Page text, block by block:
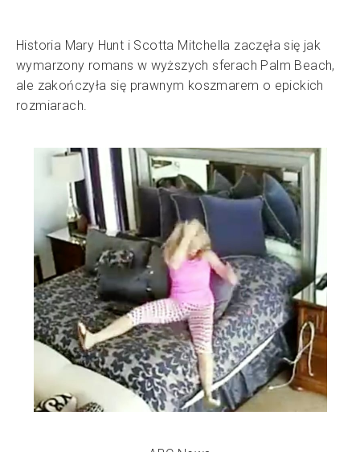
Historia Mary Hunt i Scotta Mitchella zaczęła się jak
wymarzony romans w wyższych sferach Palm Beach,
ale zakończyła się prawnym koszmarem o epickich
rozmiarach.